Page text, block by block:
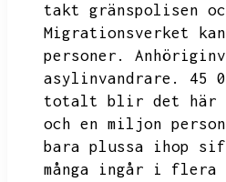
takt gränspolisen
Migrationsverket
personer.
asylinvandrare.
45
totalt blir det här
och en miljon
bara plussa ihop
många ingår i flera